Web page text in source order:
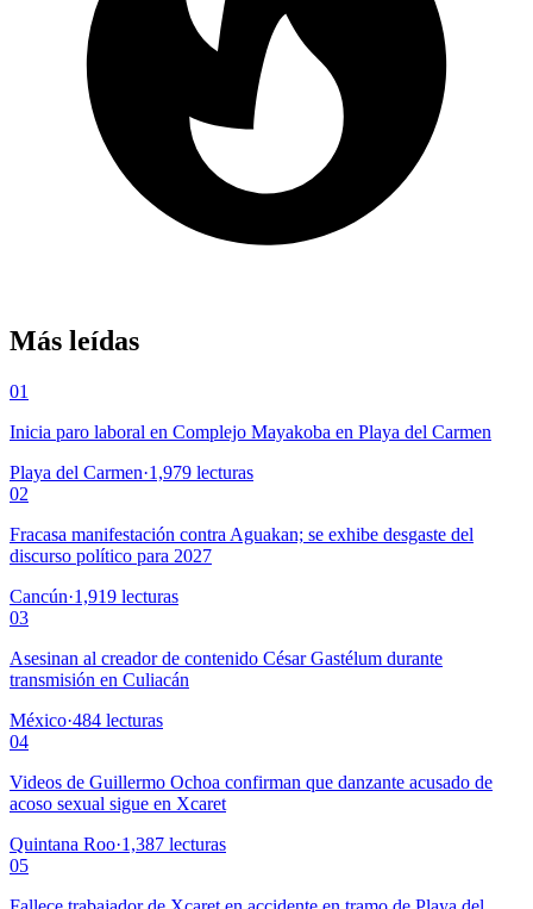
Más leídas
01
Inicia paro laboral en Complejo Mayakoba en Playa del Carmen
Playa del Carmen·1,979 lecturas
02
Fracasa manifestación contra Aguakan; se exhibe desgaste del
discurso político para 2027
Cancún·1,919 lecturas
03
Asesinan al creador de contenido César Gastélum durante
transmisión en Culiacán
México·484 lecturas
04
Videos de Guillermo Ochoa confirman que danzante acusado de
acoso sexual sigue en Xcaret
Quintana Roo·1,387 lecturas
05